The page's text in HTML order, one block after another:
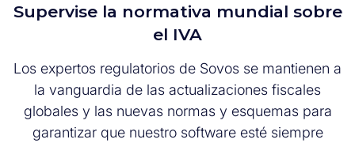
Supervise la normativa mundial sobre
el IVA
Los expertos regulatorios de Sovos se mantienen a
la vanguardia de las actualizaciones fiscales
globales y las nuevas normas y esquemas para
garantizar que nuestro software esté siempre